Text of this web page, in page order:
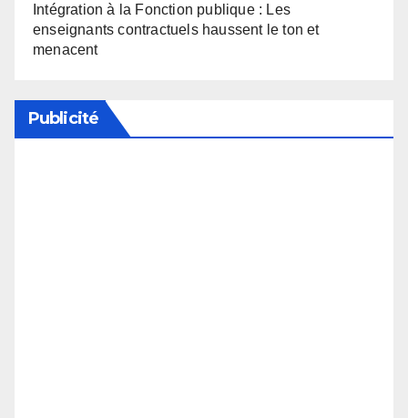
Intégration à la Fonction publique : Les
enseignants contractuels haussent le ton et
menacent
Publicité